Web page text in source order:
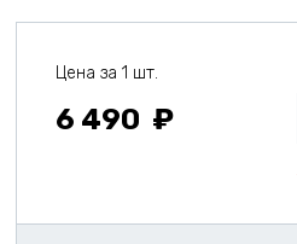
Цена за 1 шт.
6 490